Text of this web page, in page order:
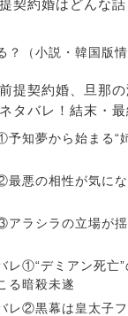
契約婚はどんな
？（小説・韓国版情
前提契約婚、旦那
タバレ！結末・
予知夢から始まる“
最悪の相性が気に
アラシラの立場が
レ①“デミアン死亡”
る暗殺未遂
レ②黒幕は皇太子